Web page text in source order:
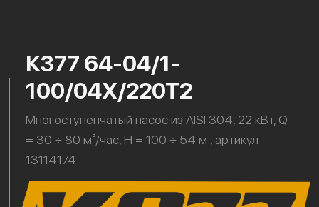
К377 64-04/1-
100/04Х/220Т2
Многоступенчатый насос из AISI 304, 22 кВт, Q
= 30 ÷ 80 м³/час, H = 100 ÷ 54 м., артикул
13114174